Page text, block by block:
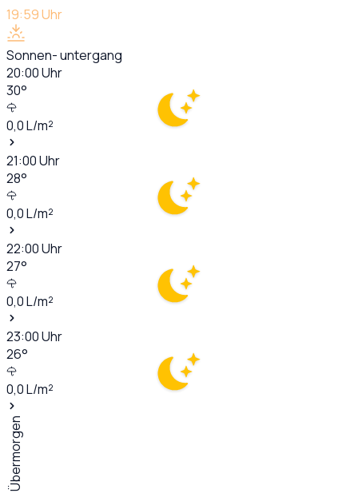
19:59Uhr
Sonnen- untergang
20:00Uhr
30°
0,0L/m²
21:00Uhr
28°
0,0L/m²
22:00Uhr
27°
0,0L/m²
23:00Uhr
26°
0,0L/m²
Übermorgen